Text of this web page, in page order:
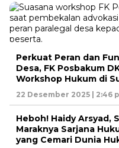
Perkuat Peran dan
Desa, FK Posbakum
Workshop Hukum di
22 Desember 2025 | 2:46
Heboh! Haidy Arsyad,
Maraknya Sarjana
yang Cemari Dunia